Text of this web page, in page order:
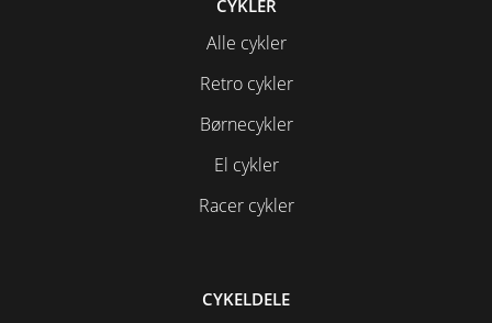
CYKLER
Alle cykler
Retro cykler
Børnecykler
El cykler
Racer cykler
CYKELDELE